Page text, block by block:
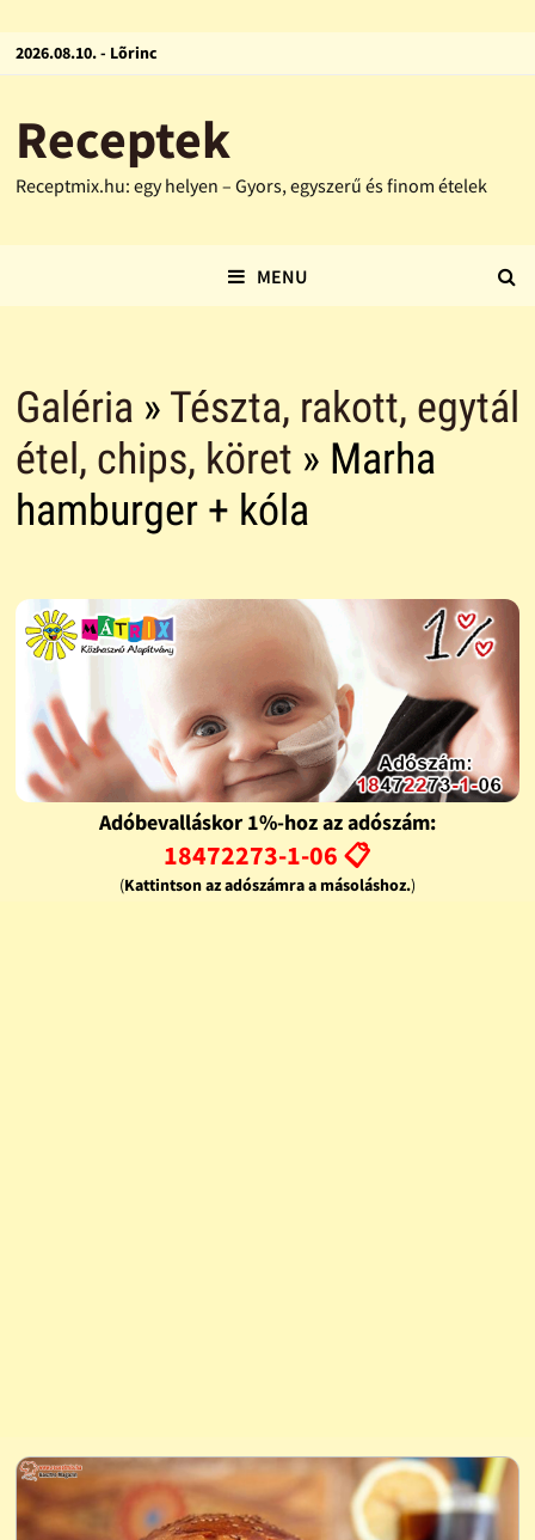
2026.08.10. - Lõrinc
Receptek
Receptmix.hu: egy helyen – Gyors, egyszerű és finom ételek
MENU
Galéria » Tészta, rakott, egytál
étel, chips, köret » Marha
hamburger + kóla
Adóbevalláskor 1%-hoz az adószám:
18472273-1-06 📋
(Kattintson az adószámra a másoláshoz.)